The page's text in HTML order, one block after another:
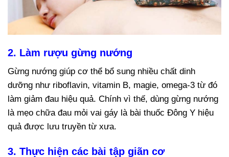
2. Làm rượu gừng nướng
Gừng nướng giúp cơ thể bổ sung nhiều chất dinh
dưỡng như riboflavin, vitamin B, magie, omega-3 từ đó
làm giảm đau hiệu quả. Chính vì thế, dùng gừng nướng
là mẹo chữa đau mỏi vai gáy là bài thuốc Đông Y hiệu
quả được lưu truyền từ xưa.
3. Thực hiện các bài tập giãn cơ